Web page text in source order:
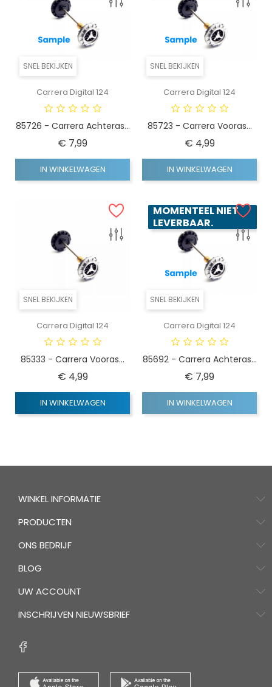
SNEL BEKIJKEN
Carrera Digital 124
85726 - Carrera Achteras...
€ 7,99Prijs
IN WINKELWAGEN
SNEL BEKIJKEN
Carrera Digital 124
85723 - Carrera Vooras...
€ 4,99Prijs
IN WINKELWAGEN
SNEL BEKIJKEN
Carrera Digital 124
85333 - Carrera Vooras...
€ 4,99Prijs
IN WINKELWAGEN
SNEL BEKIJKEN
MOMENTEEL NIET
LEVERBAAR.
Carrera Digital 124
85692 - Carrera Achteras...
€ 7,99Prijs
IN WINKELWAGEN
WINKEL INFORMATIE
PRODUCTEN
ONS BEDRIJF
BLOG
UW ACCOUNT
INSCHRIJVEN NIEUWSBRIEF